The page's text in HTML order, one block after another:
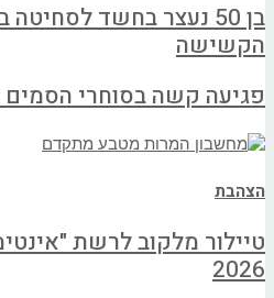
בן 50 נעצר בחשד
הקשישה
פגיעה קשה בסוחרי
הצהבת
טיילור מלקוב לרשת
2026